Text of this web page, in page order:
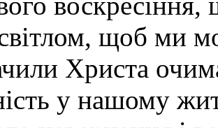
щоб ми
Христа
у нашому